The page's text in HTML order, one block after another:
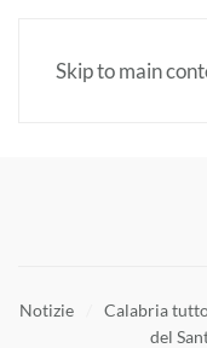
Skip to main
Notizie Calabria
del